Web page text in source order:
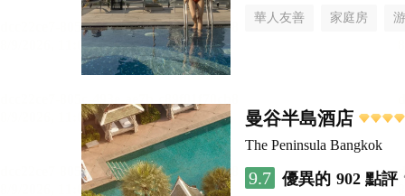
華人友善 家庭房
曼谷半島酒店
The Peninsula Bangkok
9.7 優異的 902 點評